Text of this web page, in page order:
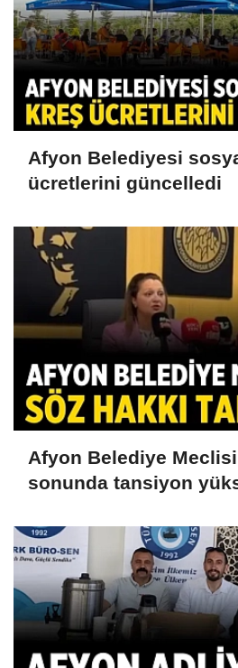
Afyon Belediyesi
ücretlerini güncelledi
Afyon Belediye
sonunda tansiyon